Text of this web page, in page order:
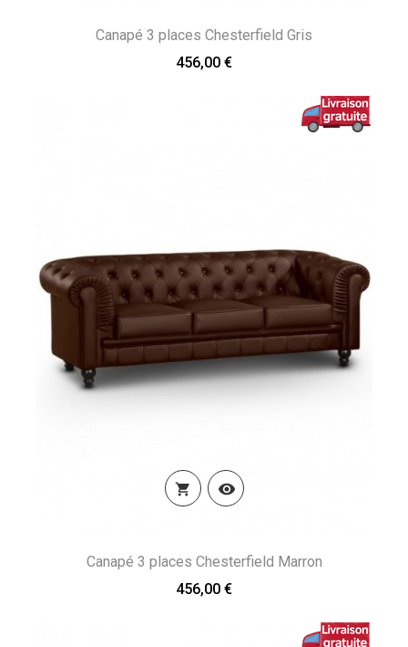
Canapé 3 places Chesterfield Gris
456,00 €
 
Canapé 3 places Chesterfield Marron
456,00 €